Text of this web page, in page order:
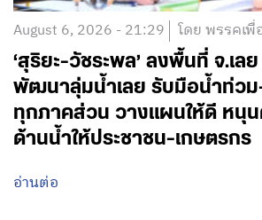
August 6, 2026 - 21:29 โดย พรรคเพื่
‘สุริยะ-วัชระพล’ ลงพื้นที่ จ.เล
พัฒนาลุ่มน้ำเลย รับมือน้ำท่ว
ทุกภาคส่วน วางแผนให้ดี หนุ
ด้านน้ำให้ประชาชน-เกษตรกร
อ่านต่อ